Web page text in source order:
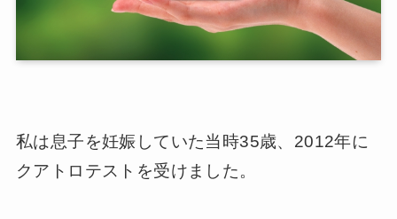
私は息子を妊娠していた当時35歳、2012年に
クアトロテストを受けました。